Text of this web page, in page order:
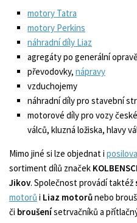
motory Tatra
motory Perkins
náhradní díly Liaz
agregáty po generální opravě
převodovky, nápravy
vzduchojemy
náhradní díly pro stavební
motorové díly pro vozy
válců, kluzná ložiska, hlavy
Mimo jiné si lze objednat i
sortiment dílů značek
Jikov. Společnost provádí taktéž
motorů i Liaz motorůnebo
či broušenísetrvačníků a